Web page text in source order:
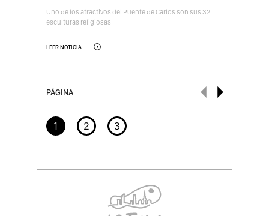
Uno de los atractivos del Puente de Carlos son sus 32
esculturas religiosas
LEER NOTICIA
PÁGINA
1 2 3